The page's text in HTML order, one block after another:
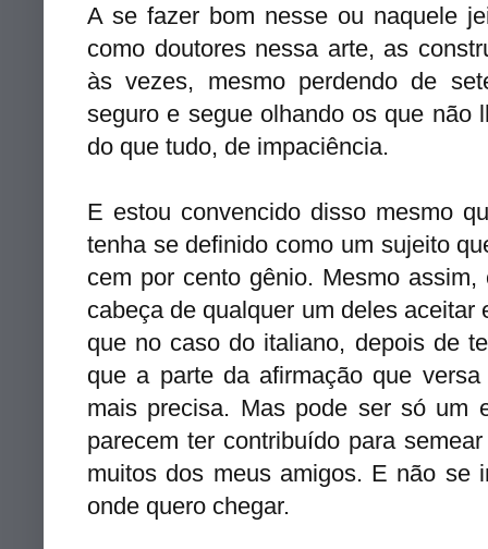
A se fazer bom nesse ou naquele
como doutores nessa arte, as
às vezes, mesmo perdendo de
seguro e segue olhando os que não
do que tudo, de impaciência.
E estou convencido disso mesmo
tenha se definido como um sujeito
cem por cento gênio. Mesmo
cabeça de qualquer um deles
que no caso do italiano, depois de
que a parte da afirmação que
mais precisa. Mas pode ser só um
parecem ter contribuído para
muitos dos meus amigos. E não se
onde quero chegar.